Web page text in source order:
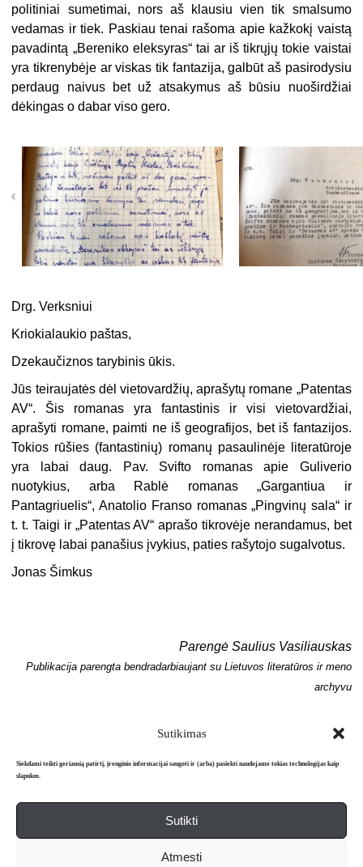
Sutikimas
Siekdami teikti geriausią patirtį, įrenginio informacijai saugoti ir (arba) pasiekti naudojame tokias technologijas kaip
slapukus.
Sutikti
Atmesti
politiniai sumetimai, nors aš klausiu vien tik smalsumo
vedamas ir tiek. Paskiau tenai rašoma apie kažkokį vaistą
pavadintą „Bereniko eleksyras“ tai ar iš tikrųjų tokie vaistai
yra tikrenybėje ar viskas tik fantazija, galbūt aš pasirodysiu
perdaug naivus bet už atsakymus aš būsiu nuoširdžiai
dėkingas o dabar viso gero.
Drg. Verksniui
Kriokialaukio paštas,
Dzekaučiznos tarybinis ūkis.
Jūs teiraujatės dėl vietovardžių, aprašytų romane „Patentas
AV“. Šis romanas yra fantastinis ir visi vietovardžiai,
aprašyti romane, paimti ne iš geografijos, bet iš fantazijos.
Tokios rūšies (fantastinių) romanų pasaulinėje literatūroje
yra labai daug. Pav. Svifto romanas apie Guliverio
nuotykius, arba Rablė romanas „Gargantiua ir
Pantagriuelis“, Anatolio Franso romanas „Pingvinų sala“ ir
t. t. Taigi ir „Patentas AV“ aprašo tikrovėje nerandamus, bet
į tikrovę labai panašius įvykius, paties rašytojo sugalvotus.
Jonas Šimkus
Parengė Saulius Vasiliauskas
Publikacija parengta bendradarbiaujant su Lietuvos literatūros ir meno
archyvu